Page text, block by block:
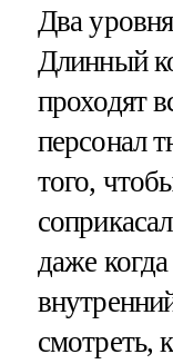
Два
Длинный
проходят
персонал
того,
даже
смотреть,